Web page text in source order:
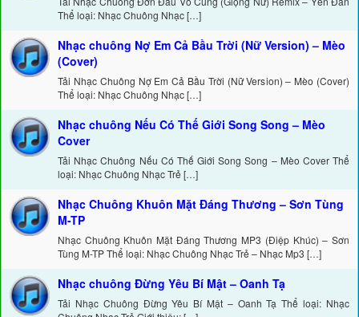
Thể loại: Nhạc Chuông Nhạc […]
Nhạc chuông Nợ Em Cả Bầu Trời (Nữ Version) – Mèo
(Cover)
Tải Nhạc Chuông Nợ Em Cả Bầu Trời (Nữ Version) – Mèo (Cover)
Thể loại: Nhạc Chuông Nhạc […]
Nhạc chuông Nếu Có Thế Giới Song Song – Mèo
Cover
Tải Nhạc Chuông Nếu Có Thế Giới Song Song – Mèo Cover Thể
loại: Nhạc Chuông Nhạc Trẻ […]
Nhạc Chuông Khuôn Mặt Đáng Thương – Sơn Tùng
M-TP
Nhạc Chuông Khuôn Mặt Đáng Thương MP3 (Điệp Khúc) – Sơn
Tùng M-TP Thể loại: Nhạc Chuông Nhạc Trẻ – Nhạc Mp3 […]
Nhạc chuông Đừng Yêu Bí Mật – Oanh Tạ
Tải Nhạc Chuông Đừng Yêu Bí Mật – Oanh Tạ Thể loại: Nhạc